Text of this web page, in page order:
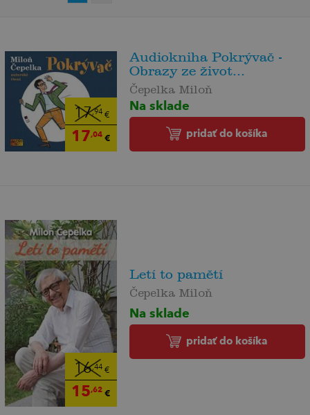
17,94€
17,04€
Audiokniha Pokrývač -
Obrazy ze život...
Čepelka Miloň
Na sklade
pridať do košíka
16,44€
15,62€
Letí to pamětí
Čepelka Miloň
Na sklade
pridať do košíka